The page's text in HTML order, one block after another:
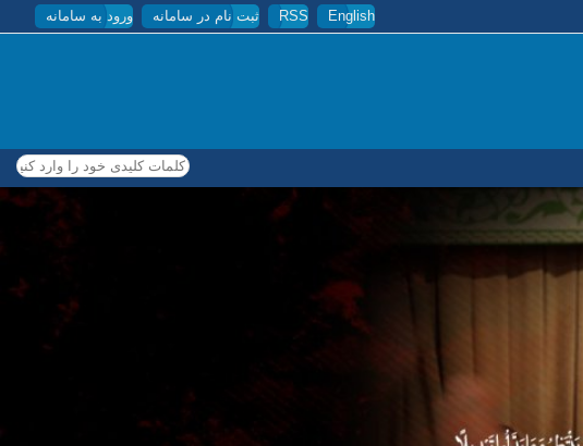
English
RSS ثبت نام در سامانه ورود به سامانه
کلمات کلیدی خود را وارد کنید